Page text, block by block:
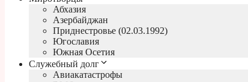
Абхазия
Азербайджан
Приднестровье (02.03.1992)
Югославия
Южная Осетия
Служебный долг
Авиакатастрофы